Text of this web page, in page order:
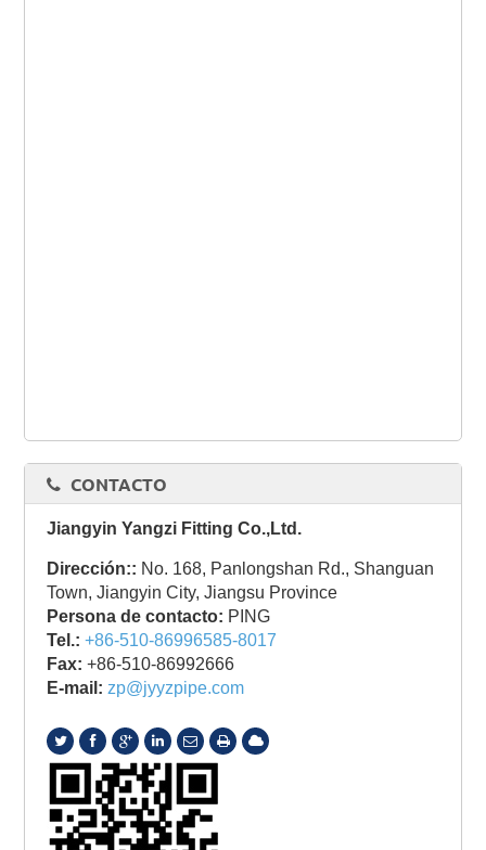
CONTACTO
Jiangyin Yangzi Fitting Co.,Ltd.
Dirección:: No. 168, Panlongshan Rd., Shanguan
Town, Jiangyin City, Jiangsu Province
Persona de contacto: PING
Tel.: +86-510-86996585-8017
Fax: +86-510-86992666
E-mail: zp@jyyzpipe.com